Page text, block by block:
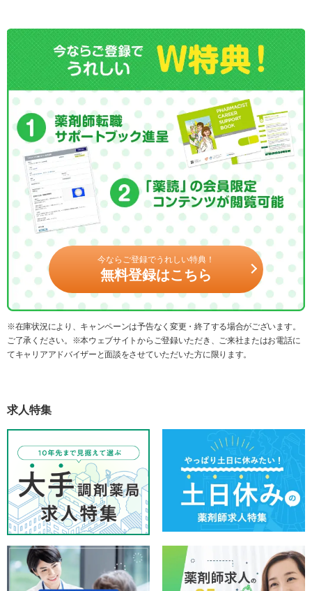
今ならご登録でうれしい特典！
無料登録はこちら
※在庫状況により、キャンペーンは予告なく変更・終了する場合がございます。
ご了承ください。※本ウェブサイトからご登録いただき、ご来社またはお電話に
てキャリアアドバイザーと面談をさせていただいた方に限ります。
求人特集